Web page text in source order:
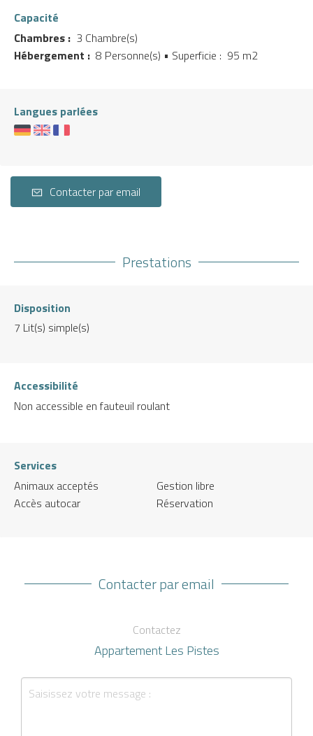
Capacité
Chambres : 3 Chambre(s)
Hébergement : 8 Personne(s) • Superficie : 95 m2
Langues parlées
Contacter par email
Prestations
Disposition
7 Lit(s) simple(s)
Accessibilité
Non accessible en fauteuil roulant
Services
Animaux acceptés
Accès autocar
Gestion libre
Réservation
Contacter par email
Contactez
Appartement Les Pistes